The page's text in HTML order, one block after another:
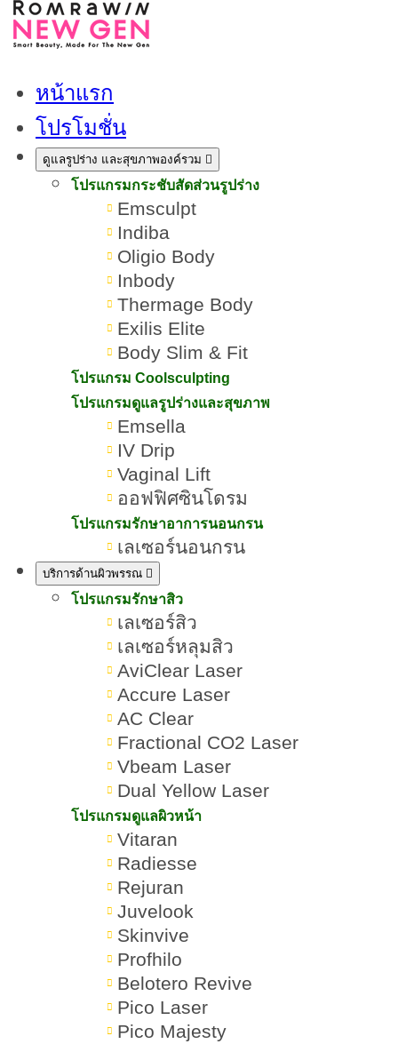
หน้าแรก
โปรโมชั่น
ดูแลรูปร่าง และสุขภาพองค์รวม
โปรแกรมกระชับสัดส่วนรูปร่าง
Emsculpt
Indiba
Oligio Body
Inbody
Thermage Body
Exilis Elite
Body Slim & Fit
โปรแกรม Coolsculpting
โปรแกรมดูแลรูปร่างและสุขภาพ
Emsella
IV Drip
Vaginal Lift
ออฟฟิศซินโดรม
โปรแกรมรักษาอาการนอนกรน
เลเซอร์นอนกรน
บริการด้านผิวพรรณ
โปรแกรมรักษาสิว
เลเซอร์สิว
เลเซอร์หลุมสิว
AviClear Laser
Accure Laser
AC Clear
Fractional CO2 Laser
Vbeam Laser
Dual Yellow Laser
โปรแกรมดูแลผิวหน้า
Vitaran
Radiesse
Rejuran
Juvelook
Skinvive
Profhilo
Belotero Revive
Pico Laser
Pico Majesty
Dynamic Tech เลเซอร์กำจัด
ขนดีไหม ต่างจากเครื่องทั่วไป
ทีมผู้เชี่ยวชาญ ROMRAWIN CLINIC
Dynamic Tech